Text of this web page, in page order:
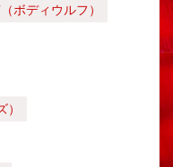
ボディウルフ）